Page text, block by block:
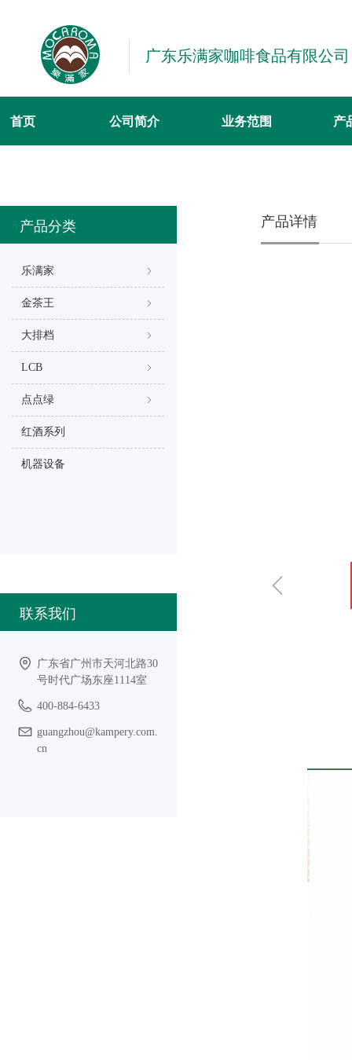
广东乐满家咖啡食品有限公司
首页 公司简介 业务范围 产
广东省广州市天河北路30
号时代广场东座1114室
400-884-6433
guangzhou@kampery.com.
cn
联系我们
ꁇ
乐满家
ꁇ
金茶王
ꁇ
大排档
ꁇ
LCB
ꁇ
点点绿
红酒系列
机器设备
产品分类 产品详情
ꁆ